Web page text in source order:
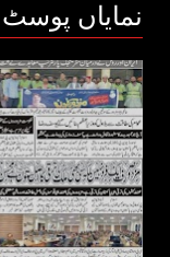
نمایاں پوسٹ